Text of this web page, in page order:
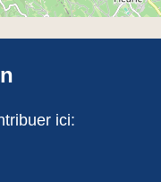
ici: